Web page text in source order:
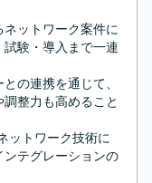
ットワーク案件に
験・導入まで一連
の連携を通じて、
整力も高めること
ットワーク技術に
テグレーションの